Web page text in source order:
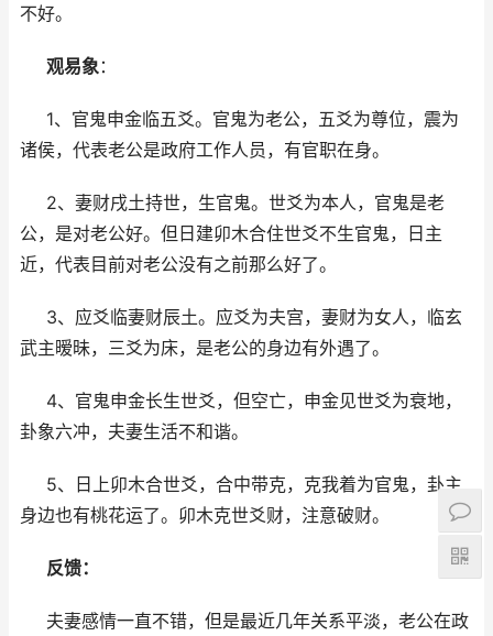
不好。
观易象 ：
1、官鬼申金临五爻。官鬼为老公，五爻为尊位，震为
诸侯，代表老公是政府工作人员，有官职在身。
2、妻财戌土持世，生官鬼。世爻为本人，官鬼是老
公，是对老公好。但日建卯木合住世爻不生官鬼，日主
近，代表目前对老公没有之前那么好了。
3、应爻临妻财辰土。应爻为夫宫，妻财为女人，临玄
武主暧昧，三爻为床，是老公的身边有外遇了。
4、官鬼申金长生世爻，但空亡，申金见世爻为衰地，
卦象六冲，夫妻生活不和谐。
5、日上卯木合世爻，合中带克，克我着为官鬼，卦主
身边也有桃花运了。卯木克世爻财，注意破财。
反馈：
夫妻感情一直不错，但是最近几年关系平淡，老公在政